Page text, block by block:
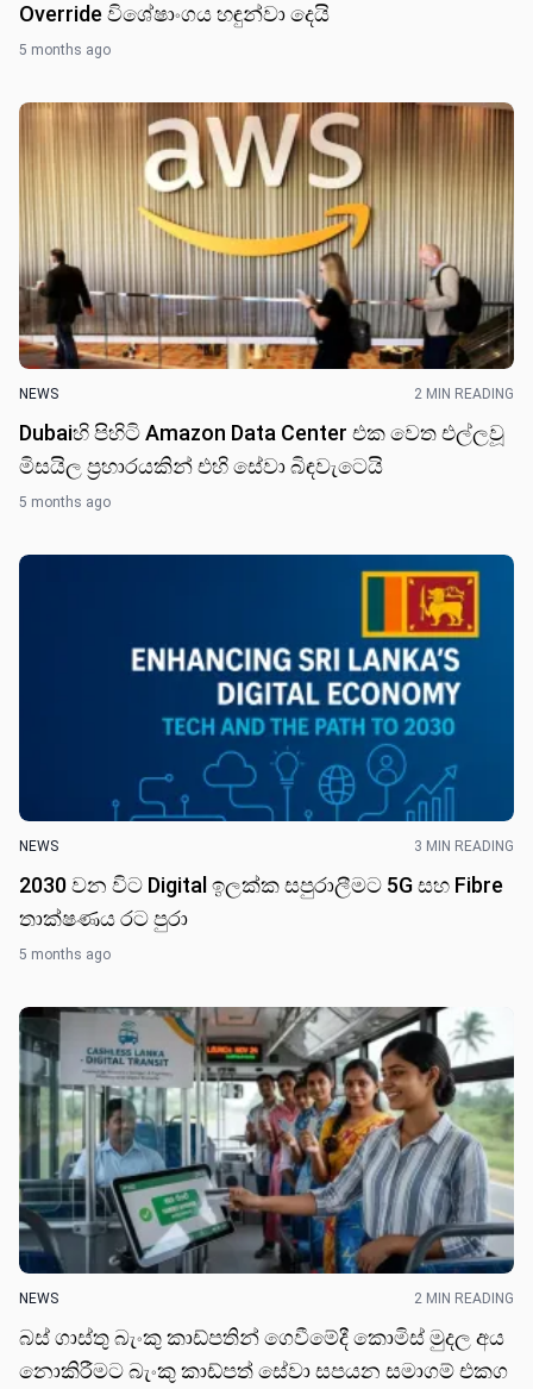
Override විශේෂාංගය හඳුන්වා දෙයි
5 months ago
NEWS 2 MIN READING
Dubaiහි පිහිටි Amazon Data Center එක​ වෙත එල්ල​වූ
මිසයිල ප්‍රහාරයකි​න් එහි සේවා බිඳවැටෙ​යි
5 months ago
NEWS 3 MIN READING
2030 වන වි​ට Digital ඉලක්ක සපුරාලීමට 5G සහ Fibre
තාක්ෂණය රට පුරා
5 months ago
NEWS 2 MIN READING
බස් ගාස්තු බැංකු කාඩ්පතින් ගෙවීමේදී කොමිස් මුදල අය
නොකිරීමට බැංකු කාඩ්පත් සේවා සපයන සමාගම් එකග